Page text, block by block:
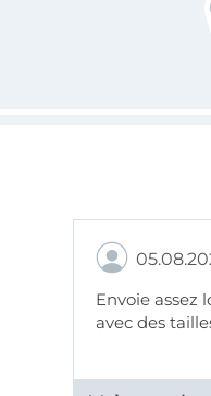
Envoie assez
avec des